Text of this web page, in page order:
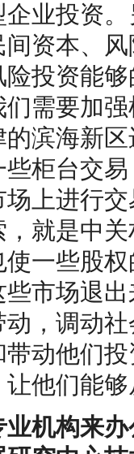
业投资
资本、
投资能
需要加
滨海新
柜台交
上进行
就是中
一些股
市场退
，调动
动他们
他们能
机构来办